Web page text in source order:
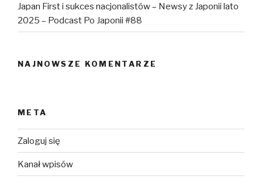
Japan First i sukces nacjonalistów – Newsy z Japonii lato
2025 – Podcast Po Japonii #88
NAJNOWSZE KOMENTARZE
META
Zaloguj się
Kanał wpisów